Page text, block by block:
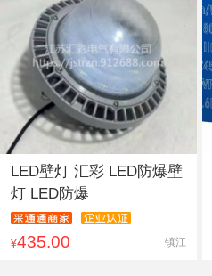
LED壁灯 汇彩 LED防爆壁
灯 LED防爆
¥435.00 镇江